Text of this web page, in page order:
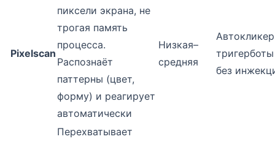
Pixelscan
пиксели экрана, не
трогая память
процесса.
Распознаёт
паттерны (цвет,
форму) и реагирует
автоматически
Низкая–
средняя
тригерботы
без
Перехватывает